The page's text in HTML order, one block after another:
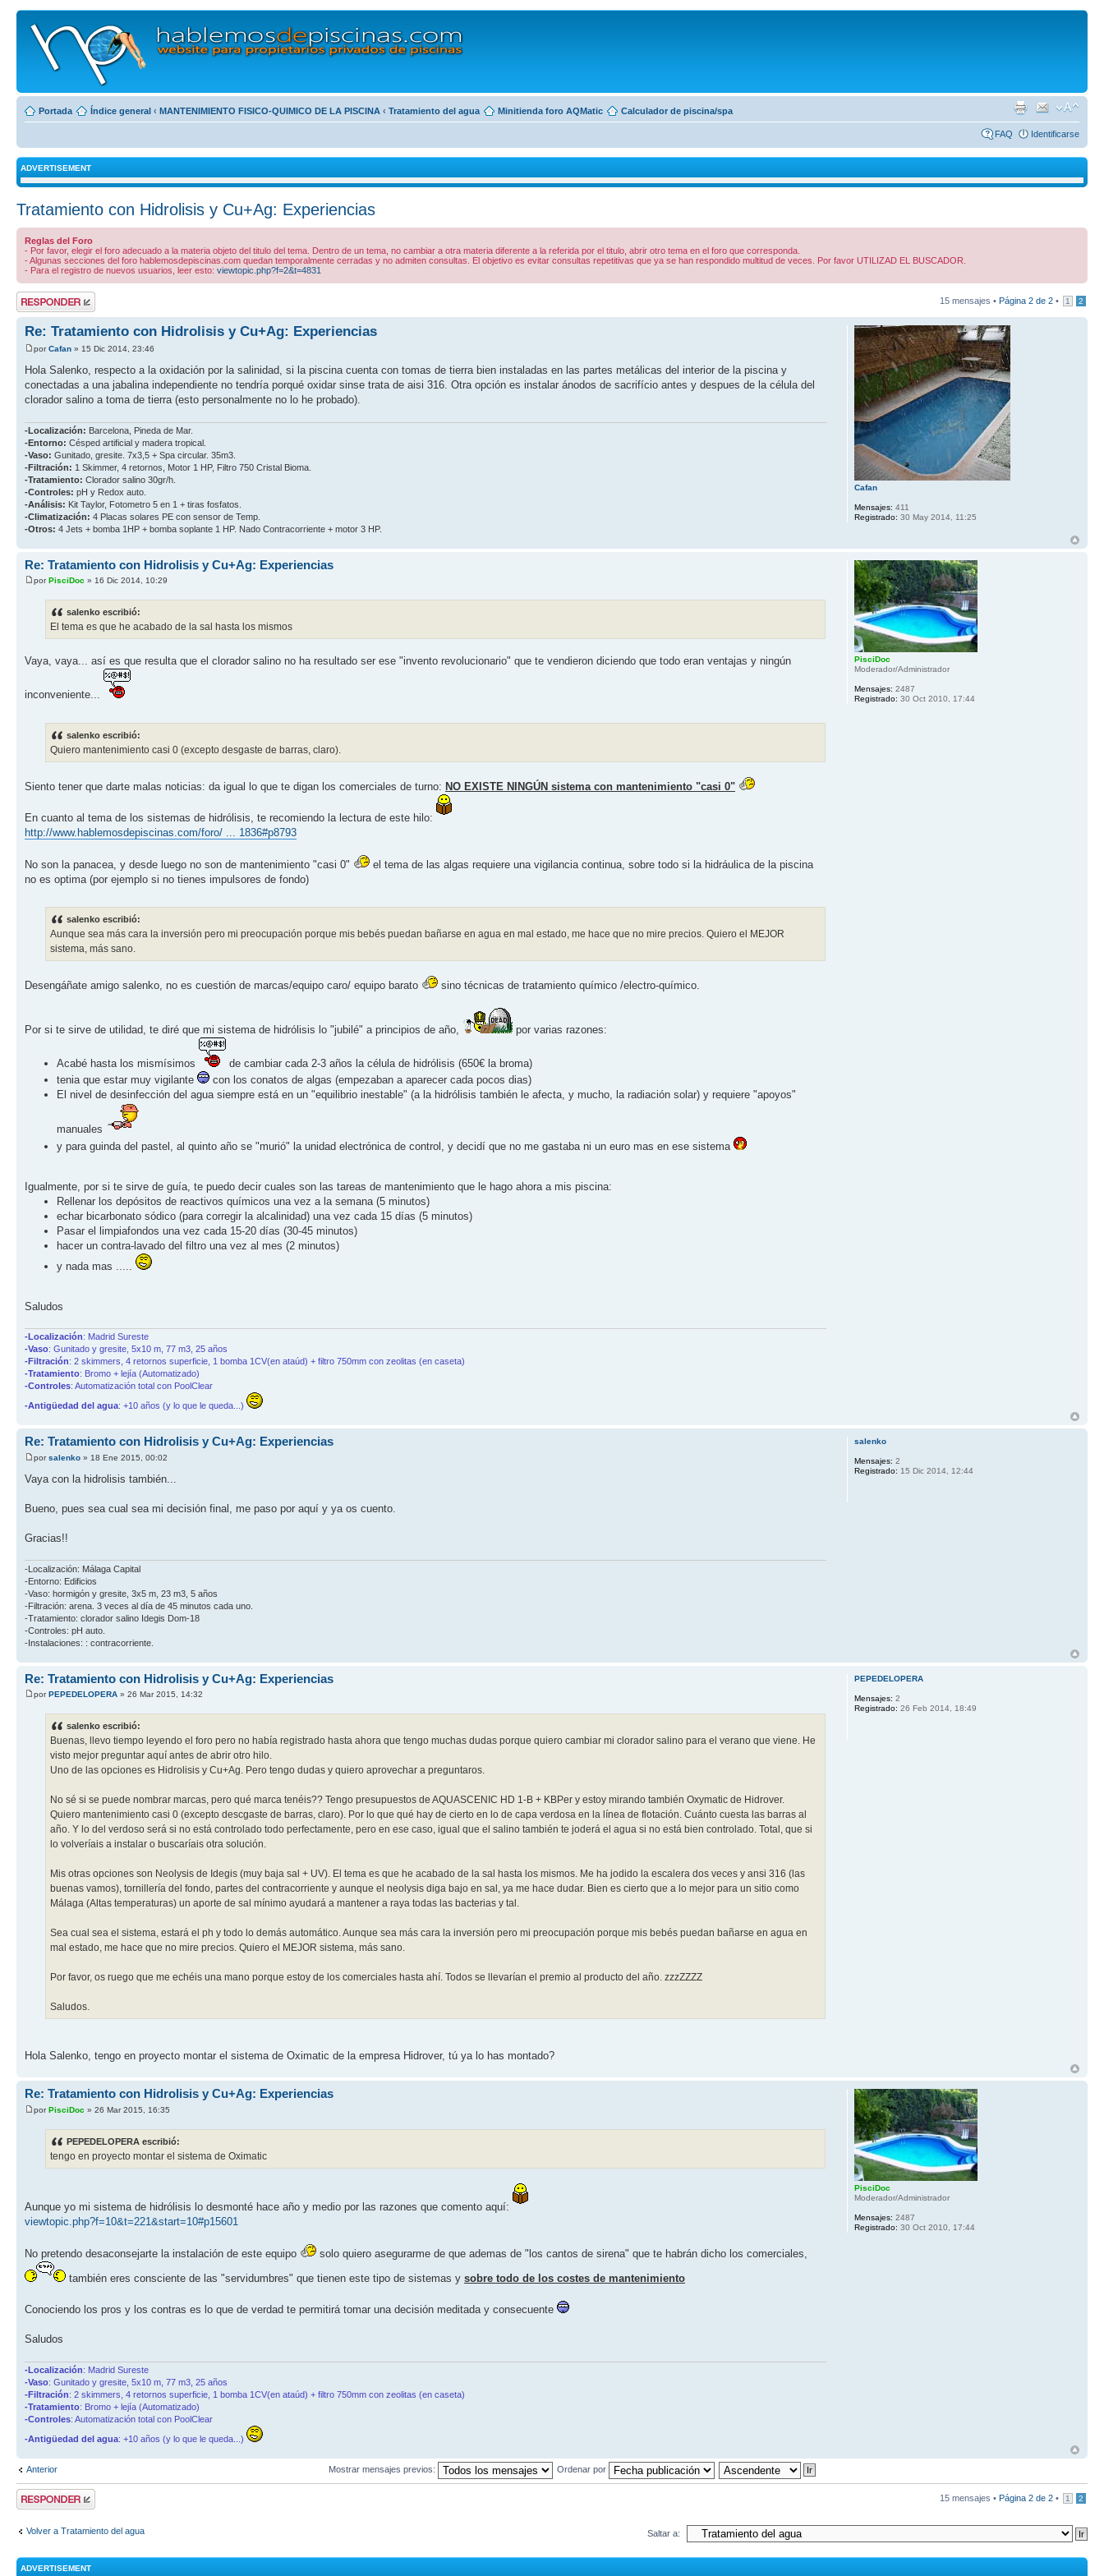
Portada Índice general ‹ MANTENIMIENTO FISICO-QUIMICO DE LA PISCINA ‹ Tratamiento del agua Minitienda foro AQMatic Calculador de piscina/spa
FAQ Identificarse
ADVERTISEMENT
Tratamiento con Hidrolisis y Cu+Ag: Experiencias
Reglas del Foro
- Por favor, elegir el foro adecuado a la materia objeto del titulo del tema. Dentro de un tema, no cambiar a otra materia diferente a la referida por el titulo, abrir otro tema en el foro que corresponda.
- Algunas secciones del foro hablemosdepiscinas.com quedan temporalmente cerradas y no admiten consultas. El objetivo es evitar consultas repetitivas que ya se han respondido multitud de veces. Por favor UTILIZAD EL BUSCADOR.
- Para el registro de nuevos usuarios, leer esto: viewtopic.php?f=2&t=4831
Publicar una
respuesta
15 mensajes • Página 2 de 2 • 1 2
Re: Tratamiento con Hidrolisis y Cu+Ag: Experiencias
porCafan » 15 Dic 2014, 23:46
Hola Salenko, respecto a la oxidación por la salinidad, si la piscina cuenta con tomas de tierra bien instaladas en las partes metálicas del interior de la piscina y
conectadas a una jabalina independiente no tendría porqué oxidar sinse trata de aisi 316. Otra opción es instalar ánodos de sacrifício antes y despues de la célula del
clorador salino a toma de tierra (esto personalmente no lo he probado).
-Localización: Barcelona, Pineda de Mar.
-Entorno: Césped artificial y madera tropical.
-Vaso: Gunitado, gresite. 7x3,5 + Spa circular. 35m3.
-Filtración: 1 Skimmer, 4 retornos, Motor 1 HP, Filtro 750 Cristal Bioma.
-Tratamiento: Clorador salino 30gr/h.
-Controles: pH y Redox auto.
-Análisis: Kit Taylor, Fotometro 5 en 1 + tiras fosfatos.
-Climatización: 4 Placas solares PE con sensor de Temp.
-Otros: 4 Jets + bomba 1HP + bomba soplante 1 HP. Nado Contracorriente + motor 3 HP.
Cafan
Mensajes: 411
Registrado: 30 May 2014, 11:25
Re: Tratamiento con Hidrolisis y Cu+Ag: Experiencias
porPisciDoc » 16 Dic 2014, 10:29
salenko escribió:
El tema es que he acabado de la sal hasta los mismos
Vaya, vaya... así es que resulta que el clorador salino no ha resultado ser ese "invento revolucionario" que te vendieron diciendo que todo eran ventajas y ningún
inconveniente...
salenko escribió:
Quiero mantenimiento casi 0 (excepto desgaste de barras, claro).
Siento tener que darte malas noticias: da igual lo que te digan los comerciales de turno: NO EXISTE NINGÚN sistema con mantenimiento "casi 0"
En cuanto al tema de los sistemas de hidrólisis, te recomiendo la lectura de este hilo:
http://www.hablemosdepiscinas.com/foro/ ... 1836#p8793
No son la panacea, y desde luego no son de mantenimiento "casi 0"
el tema de las algas requiere una vigilancia continua, sobre todo si la hidráulica de la piscina
no es optima (por ejemplo si no tienes impulsores de fondo)
salenko escribió:
Aunque sea más cara la inversión pero mi preocupación porque mis bebés puedan bañarse en agua en mal estado, me hace que no mire precios. Quiero el MEJOR
sistema, más sano.
Desengáñate amigo salenko, no es cuestión de marcas/equipo caro/ equipo barato sino técnicas de tratamiento químico /electro-químico.
Por si te sirve de utilidad, te diré que mi sistema de hidrólisis lo "jubilé" a principios de año, por varias razones:
Acabé hasta los mismísimos
de cambiar cada 2-3 años la célula de hidrólisis (650€ la broma)
tenia que estar muy vigilante
con los conatos de algas (empezaban a aparecer cada pocos dias)
El nivel de desinfección del agua siempre está en un "equilibrio inestable" (a la hidrólisis también le afecta, y mucho, la radiación solar) y requiere "apoyos"
manuales
y para guinda del pastel, al quinto año se "murió" la unidad electrónica de control, y decidí que no me gastaba ni un euro mas en ese sistema
Igualmente, por si te sirve de guía, te puedo decir cuales son las tareas de mantenimiento que le hago ahora a mis piscina:
Rellenar los depósitos de reactivos químicos una vez a la semana (5 minutos)
echar bicarbonato sódico (para corregir la alcalinidad) una vez cada 15 días (5 minutos)
Pasar el limpiafondos una vez cada 15-20 días (30-45 minutos)
hacer un contra-lavado del filtro una vez al mes (2 minutos)
y nada mas .....
Saludos
-Localización: Madrid Sureste
-Vaso: Gunitado y gresite, 5x10 m, 77 m3, 25 años
-Filtración: 2 skimmers, 4 retornos superficie, 1 bomba 1CV(en ataúd) + filtro 750mm con zeolitas (en caseta)
-Tratamiento: Bromo + lejía (Automatizado)
-Controles: Automatización total con PoolClear
-Antigüedad del agua: +10 años (y lo que le queda...)
PisciDoc
Moderador/Administrador
Mensajes: 2487
Registrado: 30 Oct 2010, 17:44
Re: Tratamiento con Hidrolisis y Cu+Ag: Experiencias
porsalenko » 18 Ene 2015, 00:02
Vaya con la hidrolisis también...
Bueno, pues sea cual sea mi decisión final, me paso por aquí y ya os cuento.
Gracias!!
-Localización: Málaga Capital
-Entorno: Edificios
-Vaso: hormigón y gresite, 3x5 m, 23 m3, 5 años
-Filtración: arena. 3 veces al día de 45 minutos cada uno.
-Tratamiento: clorador salino Idegis Dom-18
-Controles: pH auto.
-Instalaciones: : contracorriente.
salenko
Mensajes: 2
Registrado: 15 Dic 2014, 12:44
Re: Tratamiento con Hidrolisis y Cu+Ag: Experiencias
porPEPEDELOPERA » 26 Mar 2015, 14:32
salenko escribió:
Buenas, llevo tiempo leyendo el foro pero no había registrado hasta ahora que tengo muchas dudas porque quiero cambiar mi clorador salino para el verano que viene. He
visto mejor preguntar aquí antes de abrir otro hilo.
Uno de las opciones es Hidrolisis y Cu+Ag. Pero tengo dudas y quiero aprovechar a preguntaros.
No sé si se puede nombrar marcas, pero qué marca tenéis?? Tengo presupuestos de AQUASCENIC HD 1-B + KBPer y estoy mirando también Oxymatic de Hidrover.
Quiero mantenimiento casi 0 (excepto descgaste de barras, claro). Por lo que qué hay de cierto en lo de capa verdosa en la línea de flotación. Cuánto cuesta las barras al
año. Y lo del verdoso será si no está controlado todo perfectamente, pero en ese caso, igual que el salino también te joderá el agua si no está bien controlado. Total, que si
lo volveríais a instalar o buscaríais otra solución.
Mis otras opciones son Neolysis de Idegis (muy baja sal + UV). El tema es que he acabado de la sal hasta los mismos. Me ha jodido la escalera dos veces y ansi 316 (las
buenas vamos), tornillería del fondo, partes del contracorriente y aunque el neolysis diga bajo en sal, ya me hace dudar. Bien es cierto que a lo mejor para un sitio como
Málaga (Altas temperaturas) un aporte de sal mínimo ayudará a mantener a raya todas las bacterias y tal.
Sea cual sea el sistema, estará el ph y todo lo demás automático. Aunque sea más cara la inversión pero mi preocupación porque mis bebés puedan bañarse en agua en
mal estado, me hace que no mire precios. Quiero el MEJOR sistema, más sano.
Por favor, os ruego que me echéis una mano porque estoy de los comerciales hasta ahí. Todos se llevarían el premio al producto del año. zzzZZZZ
Saludos.
Hola Salenko, tengo en proyecto montar el sistema de Oximatic de la empresa Hidrover, tú ya lo has montado?
PEPEDELOPERA
Mensajes: 2
Registrado: 26 Feb 2014, 18:49
Re: Tratamiento con Hidrolisis y Cu+Ag: Experiencias
porPisciDoc » 26 Mar 2015, 16:35
PEPEDELOPERA escribió:
tengo en proyecto montar el sistema de Oximatic
Aunque yo mi sistema de hidrólisis lo desmonté hace año y medio por las razones que comento aquí:
viewtopic.php?f=10&t=221&start=10#p15601
No pretendo desaconsejarte la instalación de este equipo
solo quiero asegurarme de que ademas de "los cantos de sirena" que te habrán dicho los comerciales,
también eres consciente de las "servidumbres" que tienen este tipo de sistemas y sobre todo de los costes de mantenimiento
Conociendo los pros y los contras es lo que de verdad te permitirá tomar una decisión meditada y consecuente
Saludos
-Localización: Madrid Sureste
-Vaso: Gunitado y gresite, 5x10 m, 77 m3, 25 años
-Filtración: 2 skimmers, 4 retornos superficie, 1 bomba 1CV(en ataúd) + filtro 750mm con zeolitas (en caseta)
-Tratamiento: Bromo + lejía (Automatizado)
-Controles: Automatización total con PoolClear
-Antigüedad del agua: +10 años (y lo que le queda...)
PisciDoc
Moderador/Administrador
Mensajes: 2487
Registrado: 30 Oct 2010, 17:44
Anterior Mostrar mensajes previos: Ordenar por
Publicar una
respuesta
15 mensajes • Página 2 de 2 • 1 2
Volver a Tratamiento del agua Saltar a:
ADVERTISEMENT